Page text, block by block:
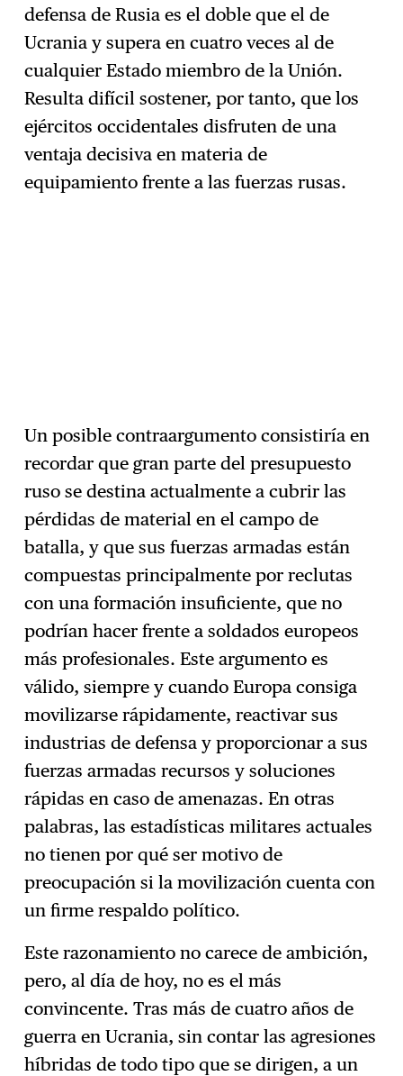
defensa de Rusia es el doble que el de
Ucrania y supera en cuatro veces al de
cualquier Estado miembro de la Unión.
Resulta difícil sostener, por tanto, que los
ejércitos occidentales disfruten de una
ventaja decisiva en materia de
equipamiento frente a las fuerzas rusas.
Un posible contraargumento consistiría en
recordar que gran parte del presupuesto
ruso se destina actualmente a cubrir las
pérdidas de material en el campo de
batalla, y que sus fuerzas armadas están
compuestas principalmente por reclutas
con una formación insuficiente, que no
podrían hacer frente a soldados europeos
más profesionales. Este argumento es
válido, siempre y cuando Europa consiga
movilizarse rápidamente, reactivar sus
industrias de defensa y proporcionar a sus
fuerzas armadas recursos y soluciones
rápidas en caso de amenazas. En otras
palabras, las estadísticas militares actuales
no tienen por qué ser motivo de
preocupación si la movilización cuenta con
un firme respaldo político.
Este razonamiento no carece de ambición,
pero, al día de hoy, no es el más
convincente. Tras más de cuatro años de
guerra en Ucrania, sin contar las agresiones
híbridas de todo tipo que se dirigen, a un